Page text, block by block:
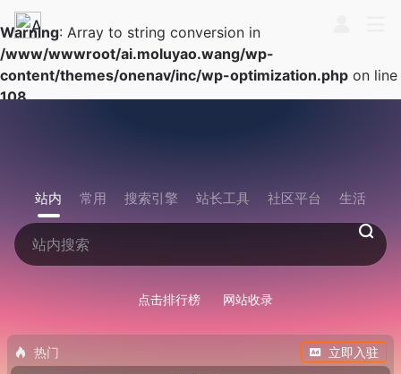
Warning: Array to string conversion in
/www/wwwroot/ai.moluyao.wang/wp-
content/themes/onenav/inc/wp-optimization.php on line
108
站内 常用 搜索引擎 站长工具 社区平台 生活
点击排行榜 网站收录
热门 立即入驻